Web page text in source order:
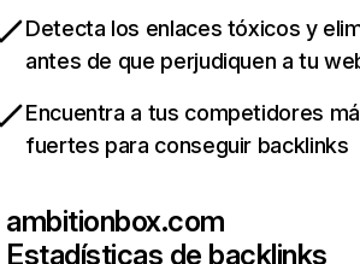
Detecta los enlaces tóxicos y
antes de que perjudiquen a tu
Encuentra a tus competidores
fuertes para conseguir backlinks
ambitionbox.com
Estadísticas de backlinks